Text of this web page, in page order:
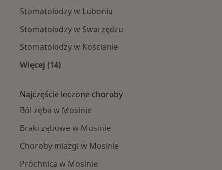
Stomatolodzy w Luboniu
Stomatolodzy w Swarzędzu
Stomatolodzy w Kościanie
Więcej (14)
Najczęście leczone choroby
Ból zęba w Mosinie
Braki zębowe w Mosinie
Choroby miazgi w Mosinie
Próchnica w Mosinie